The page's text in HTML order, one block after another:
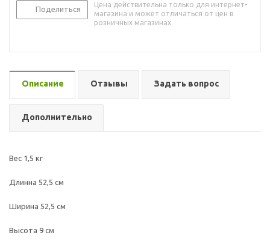
Поделиться
Цена действительна только для интернет-
магазина и может отличаться от цен в
розничных магазинах
Описание Отзывы Задать вопрос
Дополнительно
Вес 1,5 кг
Длинна 52,5 см
Ширина 52,5 см
Высота 9 см